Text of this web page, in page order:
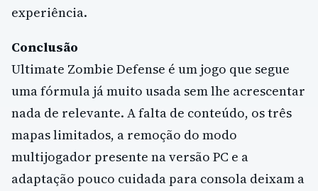
experiência.
Conclusão
Ultimate Zombie Defense é um jogo que segue
uma fórmula já muito usada sem lhe acrescentar
nada de relevante. A falta de conteúdo, os três
mapas limitados, a remoção do modo
multijogador presente na versão PC e a
adaptação pouco cuidada para consola deixam a